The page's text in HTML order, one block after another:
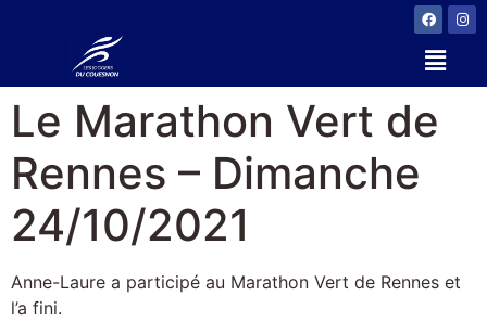
Le Marathon Vert de
Rennes – Dimanche
24/10/2021
Anne-Laure a participé au Marathon Vert de Rennes et
l’a fini.